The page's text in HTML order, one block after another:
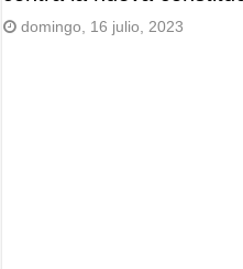
domingo, 16 julio, 2023